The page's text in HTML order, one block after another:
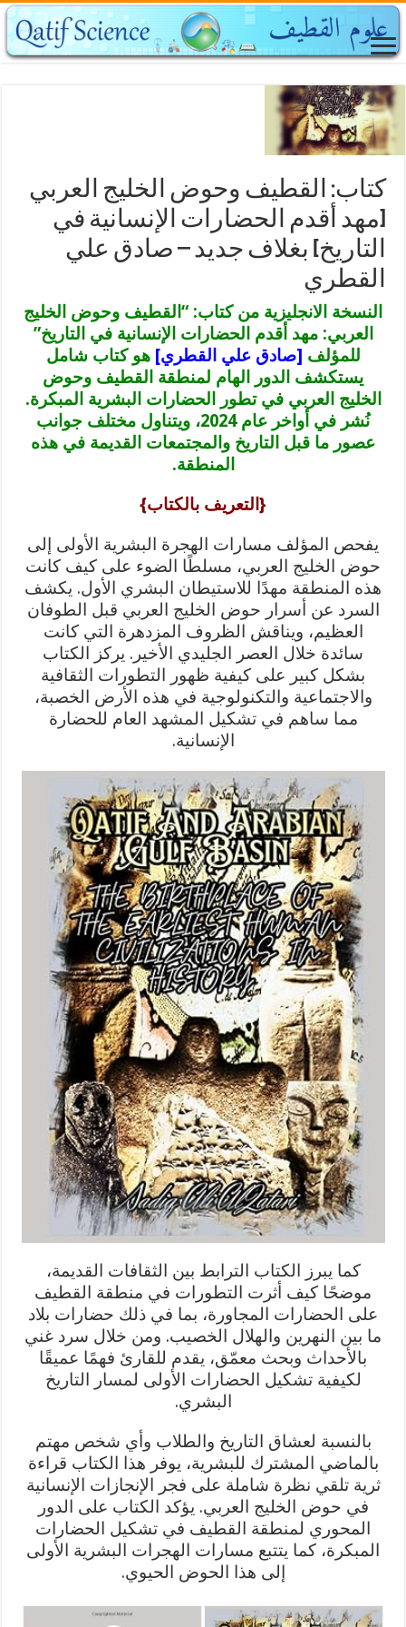
كتاب: القطيف وحوض الخليج العربي
[مهد أقدم الحضارات الإنسانية في
التاريخ] بغلاف جديد – صادق علي
القطري
النسخة الانجليزية من كتاب: “القطيف وحوض الخليج
العربي: مهد أقدم الحضارات الإنسانية في التاريخ”
للمؤلف [صادق علي القطري] هو كتاب شامل
يستكشف الدور الهام لمنطقة القطيف وحوض
الخليج العربي في تطور الحضارات البشرية المبكرة.
نُشر في أواخر عام 2024، ويتناول مختلف جوانب
عصور ما قبل التاريخ والمجتمعات القديمة في هذه
المنطقة.
{التعريف بالكتاب}
يفحص المؤلف مسارات الهجرة البشرية الأولى إلى
حوض الخليج العربي، مسلطًا الضوء على كيف كانت
هذه المنطقة مهدًا للاستيطان البشري الأول. يكشف
السرد عن أسرار حوض الخليج العربي قبل الطوفان
العظيم، ويناقش الظروف المزدهرة التي كانت
سائدة خلال العصر الجليدي الأخير. يركز الكتاب
بشكل كبير على كيفية ظهور التطورات الثقافية
والاجتماعية والتكنولوجية في هذه الأرض الخصبة،
مما ساهم في تشكيل المشهد العام للحضارة
الإنسانية.
كما يبرز الكتاب الترابط بين الثقافات القديمة،
موضحًا كيف أثرت التطورات في منطقة القطيف
على الحضارات المجاورة، بما في ذلك حضارات بلاد
ما بين النهرين والهلال الخصيب. ومن خلال سرد غني
بالأحداث وبحث معمّق، يقدم للقارئ فهمًا عميقًا
لكيفية تشكيل الحضارات الأولى لمسار التاريخ
البشري.
بالنسبة لعشاق التاريخ والطلاب وأي شخص مهتم
بالماضي المشترك للبشرية، يوفر هذا الكتاب قراءة
ثرية تلقي نظرة شاملة على فجر الإنجازات الإنسانية
في حوض الخليج العربي. يؤكد الكتاب على الدور
المحوري لمنطقة القطيف في تشكيل الحضارات
المبكرة، كما يتتبع مسارات الهجرات البشرية الأولى
إلى هذا الحوض الحيوي.